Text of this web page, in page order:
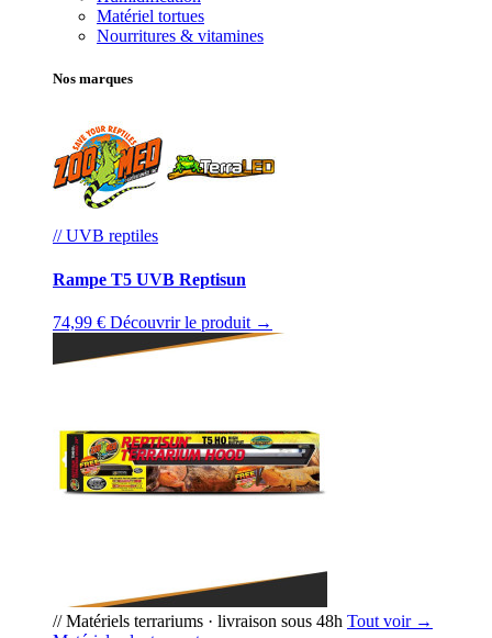
Matériel tortues
Nourritures & vitamines
Nos marques
// UVB reptiles
Rampe T5 UVB Reptisun
74,99 € Découvrir le produit →
// Matériels terrariums · livraison sous 48h Tout voir →